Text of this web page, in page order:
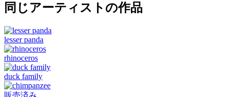
同じアーティストの作品
lesser panda
rhinoceros
duck family
販売済み